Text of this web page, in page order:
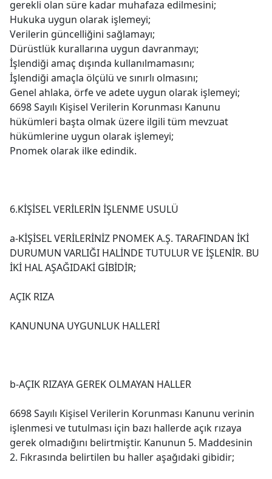
gerekli olan süre kadar muhafaza edilmesini;
Hukuka uygun olarak işlemeyi;
Verilerin güncelliğini sağlamayı;
Dürüstlük kurallarına uygun davranmayı;
İşlendiği amaç dışında kullanılmamasını;
İşlendiği amaçla ölçülü ve sınırlı olmasını;
Genel ahlaka, örfe ve adete uygun olarak işlemeyi;
6698 Sayılı Kişisel Verilerin Korunması Kanunu
hükümleri başta olmak üzere ilgili tüm mevzuat
hükümlerine uygun olarak işlemeyi;
Pnomek olarak ilke edindik.
6.KİŞİSEL VERİLERİN İŞLENME USULÜ
a-KİŞİSEL VERİLERİNİZ PNOMEK A.Ş. TARAFINDAN İKİ
DURUMUN VARLIĞI HALİNDE TUTULUR VE İŞLENİR. BU
İKİ HAL AŞAĞIDAKİ GİBİDİR;
AÇIK RIZA
KANUNUNA UYGUNLUK HALLERİ
b-AÇIK RIZAYA GEREK OLMAYAN HALLER
6698 Sayılı Kişisel Verilerin Korunması Kanunu verinin
işlenmesi ve tutulması için bazı hallerde açık rızaya
gerek olmadığını belirtmiştir. Kanunun 5. Maddesinin
2. Fıkrasında belirtilen bu haller aşağıdaki gibidir;